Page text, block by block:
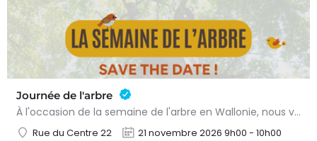
Journée de l'arbre
À l'occasion de la semaine de l'arbre en Wallonie, nous vous proposons l'annuelle distribution gratuite des…
Rue du Centre 22 21 novembre 2026 9h00 - 10h00